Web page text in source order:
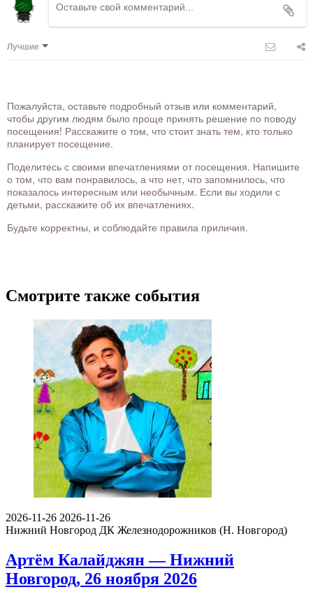
Лучшие
Пожалуйста, оставьте подробный отзыв или комментарий,
чтобы другим людям было проще принять решение по поводу
посещения! Расскажите о том, что стоит знать тем, кто только
планирует посещение.
Поделитесь с своими впечатлениями от посещения. Напишите
о том, что вам понравилось, а что нет, что запомнилось, что
показалось интересным или необычным. Если вы ходили с
детьми, расскажите об их впечатлениях.
Будьте корректны, и соблюдайте правила приличия.
Смотрите также события
2026-11-26 2026-11-26
Нижний Новгород ДК Железнодорожников (Н. Новгород)
Артём Калайджян — Нижний
Новгород, 26 ноября 2026